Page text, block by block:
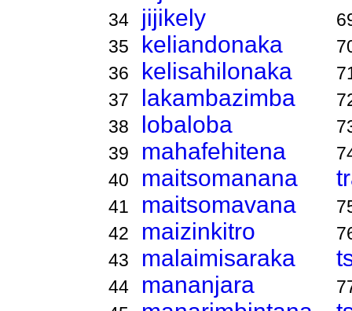
34 jijikely
35 keliandonaka
36 kelisahilonaka
37 lakambazimba
38 lobaloba
39 mahafehitena
40 maitsomanana
41 maitsomavana
42 maizinkitro
43 malaimisaraka
44 mananjara